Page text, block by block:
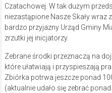
Czatachowej. W tak dużym
niezastąpione Nasze Skały wraz
bardzo przyjazny Urząd Gminy
zrzutki jej inicjatorzy.
Zebrane środki przeznaczą na
które ułatwiają i przyspieszają
Zbiórka potrwa jeszcze ponad
(aktualnie udało się zebrać ponad